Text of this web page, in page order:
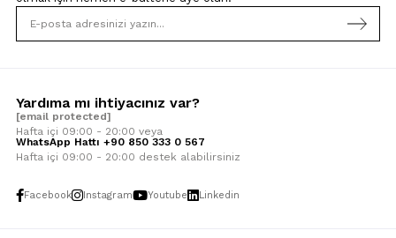
Yardıma mı ihtiyacınız var?
[email protected]
Hafta içi 09:00 - 20:00 veya
WhatsApp Hattı +90 850 333 0 567
Hafta içi 09:00 - 20:00 destek alabilirsiniz
Facebook Instagram Youtube Linkedin